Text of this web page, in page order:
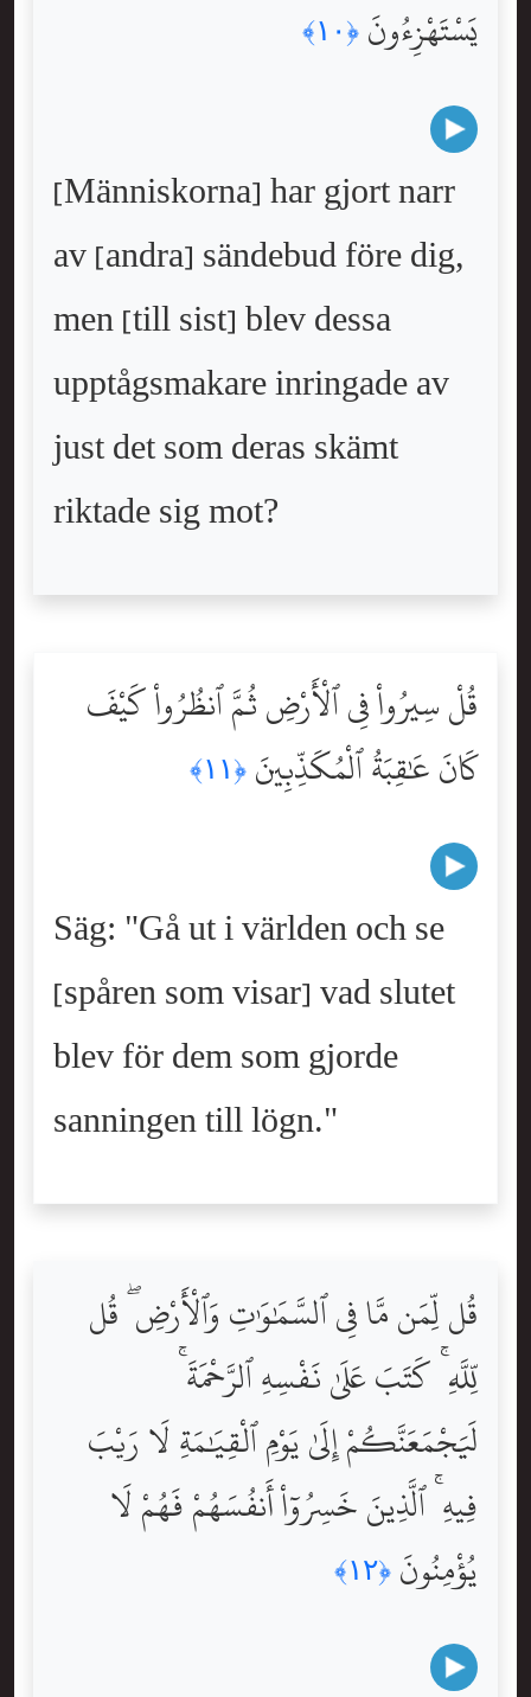
يَسْتَهْزِءُونَ ﴿١٠﴾
[Människorna] har gjort narr
av [andra] sändebud före dig,
men [till sist] blev dessa
upptågsmakare inringade av
just det som deras skämt
riktade sig mot?
قُلْ سِيرُواْ فِى ٱلْأَرْضِ ثُمَّ ٱنظُرُواْ كَيْفَ
كَانَ عَٰقِبَةُ ٱلْمُكَذِّبِينَ ﴿١١﴾
Säg: "Gå ut i världen och se
[spåren som visar] vad slutet
blev för dem som gjorde
sanningen till lögn."
قُل لِّمَن مَّا فِى ٱلسَّمَٰوَٰتِ وَٱلْأَرْضِ ۖ قُل
لِّلَّهِ ۚ كَتَبَ عَلَىٰ نَفْسِهِ ٱلرَّحْمَةَ ۚ
لَيَجْمَعَنَّكُمْ إِلَىٰ يَوْمِ ٱلْقِيَٰمَةِ لَا رَيْبَ
فِيهِ ۚ ٱلَّذِينَ خَسِرُوٓاْ أَنفُسَهُمْ فَهُمْ لَا
يُؤْمِنُونَ ﴿١٢﴾